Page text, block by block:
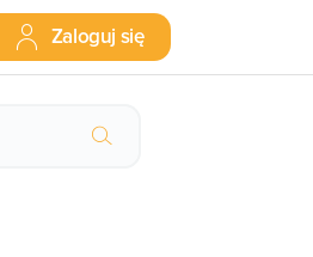
Zaloguj się